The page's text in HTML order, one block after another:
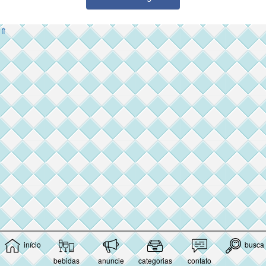
início
bebidas
anuncie categorias contato
busca
⇑